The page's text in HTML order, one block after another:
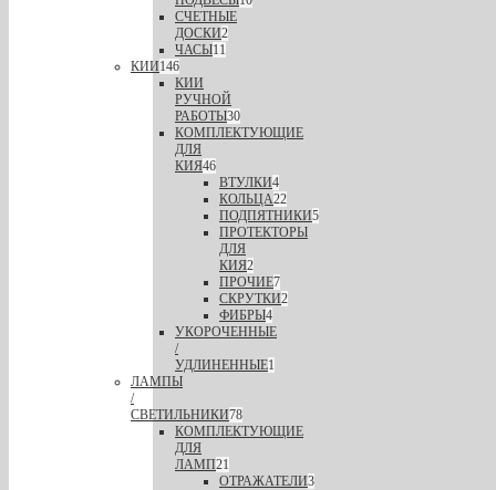
СЧЕТНЫЕ
ДОСКИ2
ЧАСЫ11
КИИ146
КИИ
РУЧНОЙ
РАБОТЫ30
КОМПЛЕКТУЮЩИЕ
ДЛЯ
КИЯ46
ВТУЛКИ4
КОЛЬЦА22
ПОДПЯТНИКИ5
ПРОТЕКТОРЫ
ДЛЯ
КИЯ2
ПРОЧИЕ7
СКРУТКИ2
ФИБРЫ4
УКОРОЧЕННЫЕ
/
УДЛИНЕННЫЕ1
ЛАМПЫ
/
СВЕТИЛЬНИКИ78
КОМПЛЕКТУЮЩИЕ
ДЛЯ
ЛАМП21
ОТРАЖАТЕЛИ3